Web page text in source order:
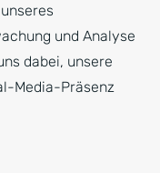
und Analyse
dabei, unsere
Media-Präsenz